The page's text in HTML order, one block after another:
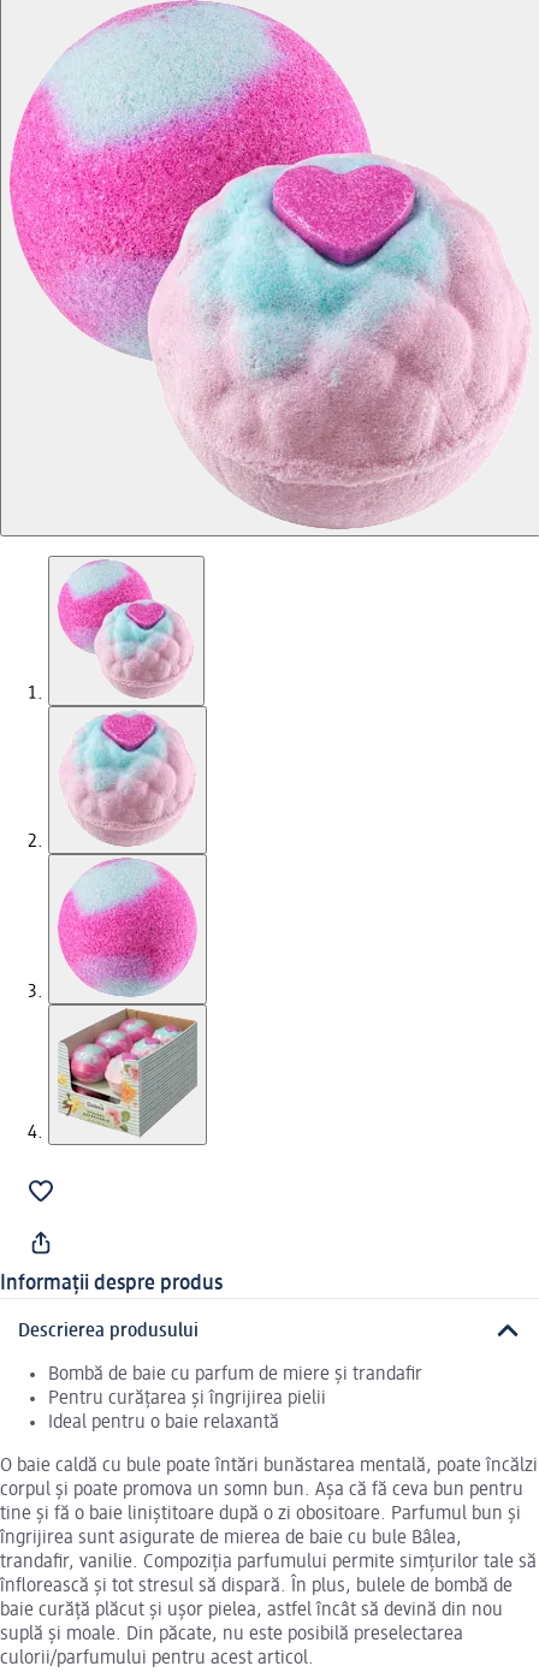
Informații despre produs
Descrierea produsului
Bombă de baie cu parfum de miere și trandafir
Pentru curățarea și îngrijirea pielii
Ideal pentru o baie relaxantă
O baie caldă cu bule poate întări bunăstarea mentală, poate încălzi
corpul și poate promova un somn bun. Așa că fă ceva bun pentru
tine și fă o baie liniștitoare după o zi obositoare. Parfumul bun și
îngrijirea sunt asigurate de mierea de baie cu bule Bâlea,
trandafir, vanilie. Compoziția parfumului permite simțurilor tale să
înflorească și tot stresul să dispară. În plus, bulele de bombă de
baie curăță plăcut și ușor pielea, astfel încât să devină din nou
suplă și moale. Din păcate, nu este posibilă preselectarea
culorii/parfumului pentru acest articol.